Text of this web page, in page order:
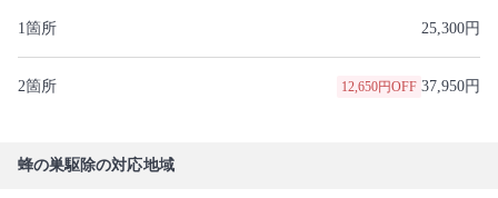
1箇所 25,300円
2箇所 12,650円OFF 37,950円
蜂の巣駆除の対応地域